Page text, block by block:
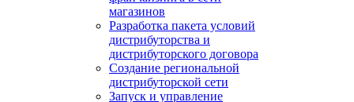
магазинов
Разработка пакета условий
дистрибуторства и
дистрибуторского договора
Создание региональной
дистрибуторской сети
Запуск и управление